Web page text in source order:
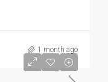
1 month ago